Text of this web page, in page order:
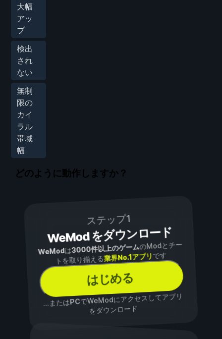
大幅
アッ
プ
検出
され
ない
無制
限の
カイ
ラル
帯域
幅
どのように動作しますか？
ステップ1
WeMod をダウンロード
WeModは3000件以上のゲームのModとチー
トを取り揃える業界No.1アプリです
はじめる
...またはPCでWeModにアクセスしてアプリ
をダウンロード